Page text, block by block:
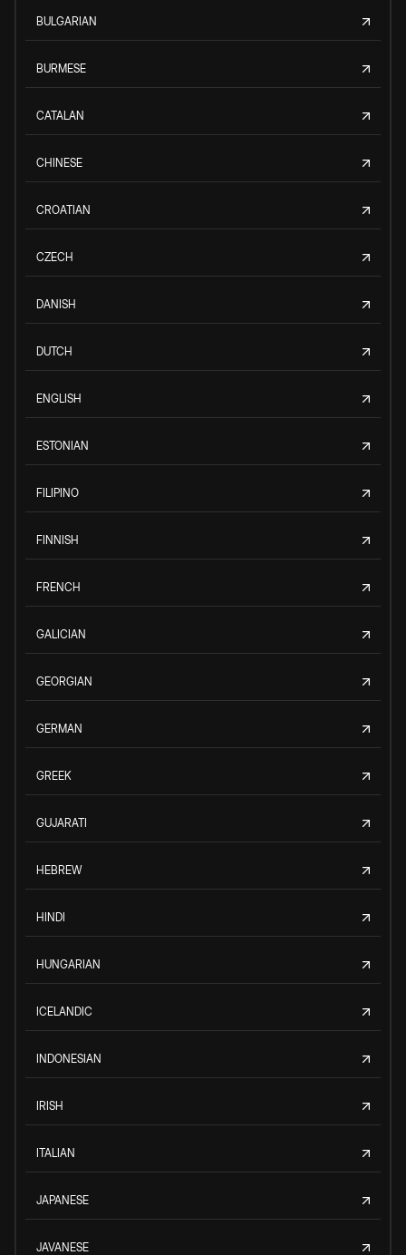
BULGARIAN
BURMESE
CATALAN
CHINESE
CROATIAN
CZECH
DANISH
DUTCH
ENGLISH
ESTONIAN
FILIPINO
FINNISH
FRENCH
GALICIAN
GEORGIAN
GERMAN
GREEK
GUJARATI
HEBREW
HINDI
HUNGARIAN
ICELANDIC
INDONESIAN
IRISH
ITALIAN
JAPANESE
JAVANESE